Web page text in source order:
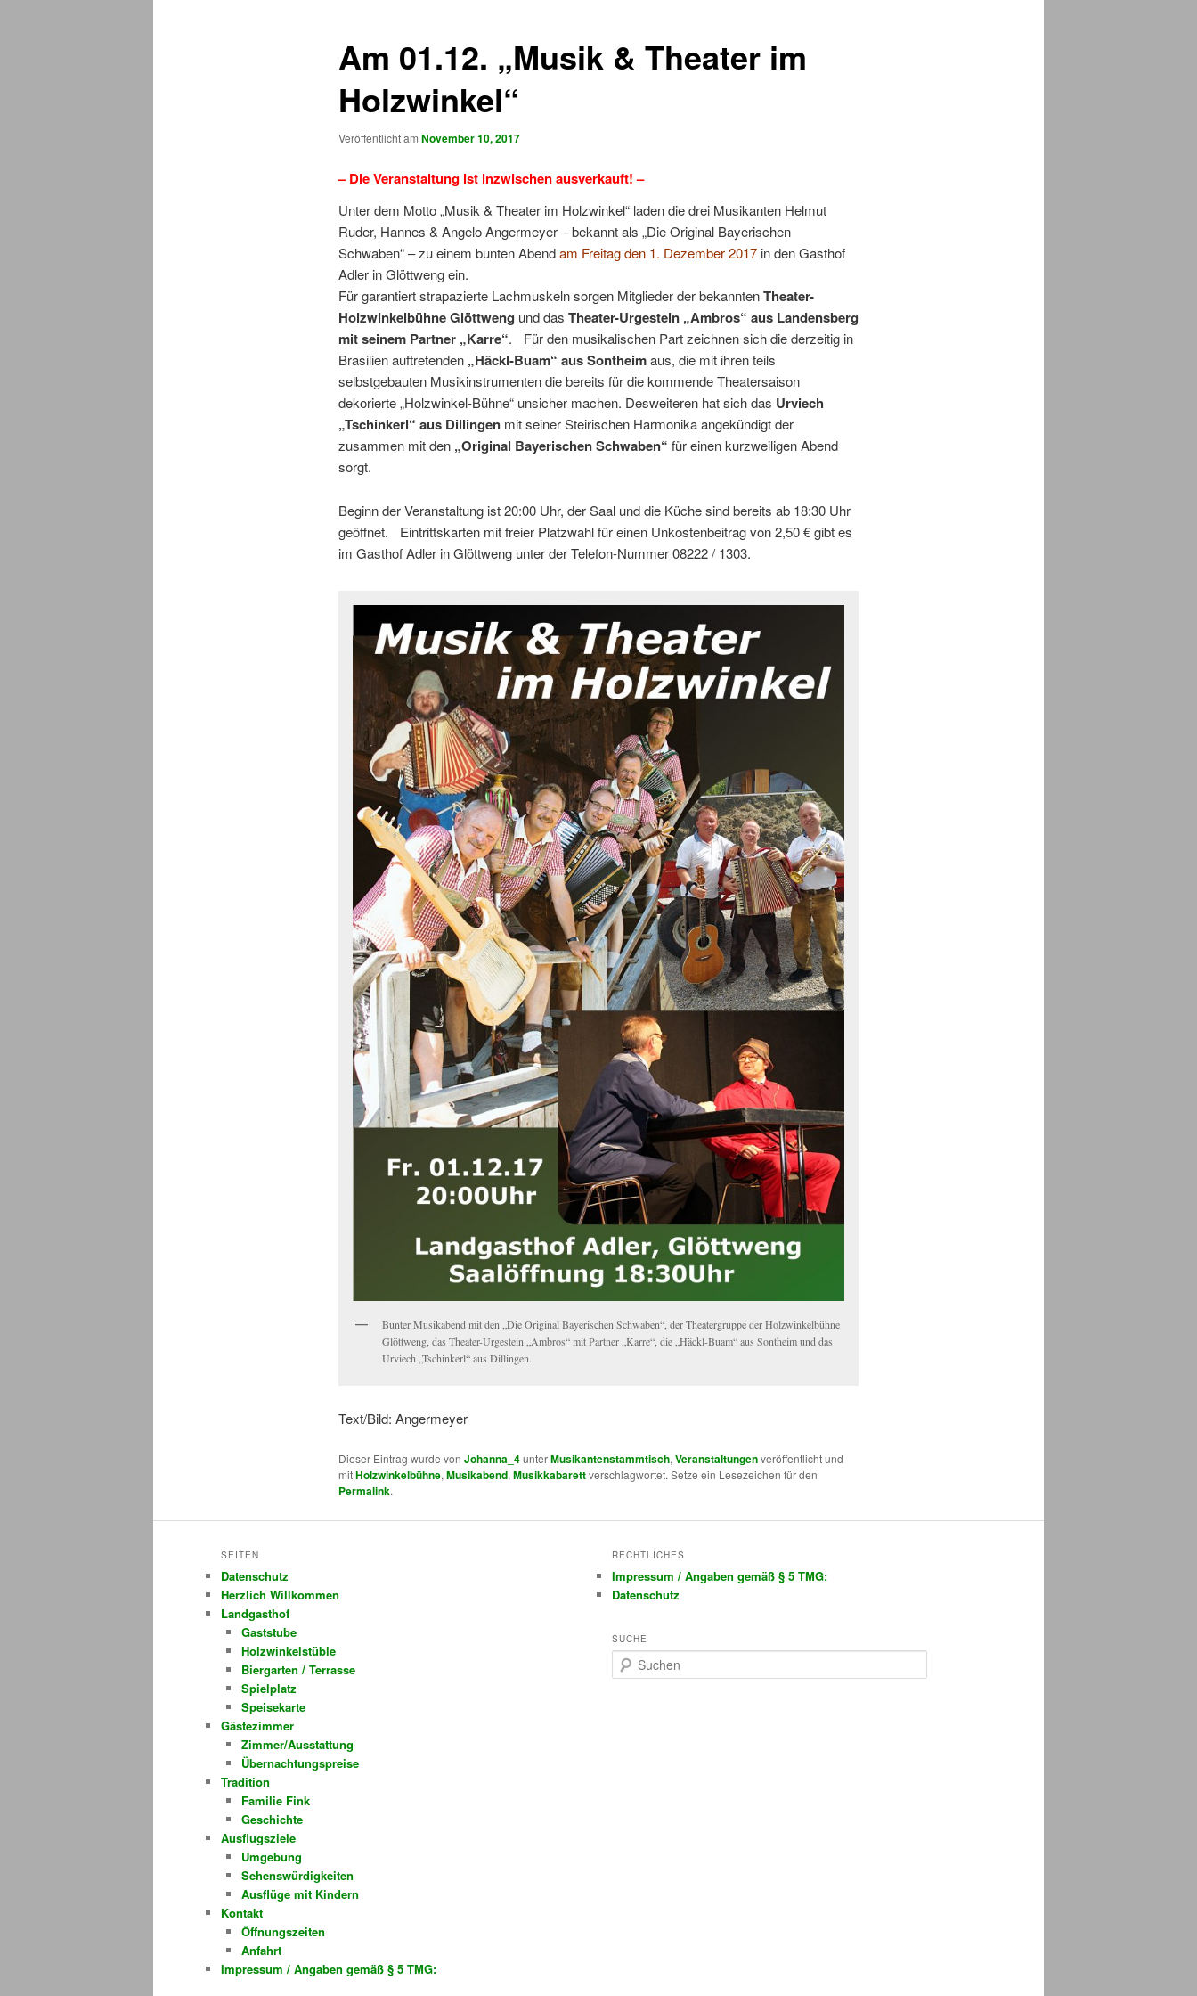
Am 01.12. „Musik & Theater im
Holzwinkel“
Veröffentlicht am November 10, 2017
– Die Veranstaltung ist inzwischen ausverkauft! –
Unter dem Motto „Musik & Theater im Holzwinkel“ laden die drei Musikanten Helmut
Ruder, Hannes & Angelo Angermeyer – bekannt als „Die Original Bayerischen
Schwaben“ – zu einem bunten Abendam Freitag den 1. Dezember 2017in den Gasthof
Adler in Glöttweng ein.
Für garantiert strapazierte Lachmuskeln sorgen Mitglieder der bekanntenTheater-
Holzwinkelbühne Glöttweng und das Theater-Urgestein „Ambros“ aus Landensberg
mit seinem Partner „Karre“. Für den musikalischen Part zeichnen sich die derzeitig in
Brasilien auftretenden „Häckl-Buam“ aus Sontheimaus, die mit ihren teils
selbstgebauten Musikinstrumenten die bereits für die kommende Theatersaison
dekorierte „Holzwinkel-Bühne“ unsicher machen. Desweiteren hat sich das Urviech
„Tschinkerl“ aus Dillingenmit seiner Steirischen Harmonika angekündigt der
zusammen mit den „Original Bayerischen Schwaben“ für einen kurzweiligen Abend
sorgt.
Beginn der Veranstaltung ist 20:00 Uhr, der Saal und die Küche sind bereits ab 18:30 Uhr
geöffnet. Eintrittskarten mit freier Platzwahl für einen Unkostenbeitrag von 2,50 € gibt es
im Gasthof Adler in Glöttweng unter der Telefon-Nummer 08222 / 1303.
Bunter Musikabend mit den „Die Original Bayerischen Schwaben“, der Theatergruppe der Holzwinkelbühne
Glöttweng, das Theater-Urgestein „Ambros“ mit Partner „Karre“, die „Häckl-Buam“ aus Sontheim und das
Urviech „Tschinkerl“ aus Dillingen.
Text/Bild: Angermeyer
Dieser Eintrag wurde von Johanna_4unterMusikantenstammtisch, Veranstaltungenveröffentlicht und
mitHolzwinkelbühne, Musikabend, Musikkabarettverschlagwortet. Setze ein Lesezeichen für den
Permalink.
SEITEN
Datenschutz
Herzlich Willkommen
Landgasthof
Gaststube
Holzwinkelstüble
Biergarten / Terrasse
Spielplatz
Speisekarte
Gästezimmer
Zimmer/Ausstattung
Übernachtungspreise
Tradition
Familie Fink
Geschichte
Ausflugsziele
Umgebung
Sehenswürdigkeiten
Ausflüge mit Kindern
Kontakt
Öffnungszeiten
Anfahrt
Impressum / Angaben gemäß § 5 TMG:
RECHTLICHES
Impressum / Angaben gemäß § 5 TMG:
Datenschutz
SUCHE
u